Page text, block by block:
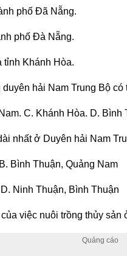
phố Đã Nẵng.
phố Đà Nẵng.
tỉnh Khánh Hòa.
duyên hải Nam Trung Bộ
C. Khánh Hòa. D. Bình
nhất ở Duyên hải Nam
Bình Thuận, Quảng Nam
Ninh Thuận, Bình Thuận
việc nuôi trồng thủy sản